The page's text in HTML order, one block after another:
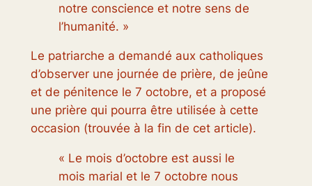
notre conscience et notre sens de
l’humanité. »
Le patriarche a demandé aux catholiques
d’observer une journée de prière, de jeûne
et de pénitence le 7 octobre, et a proposé
une prière qui pourra être utilisée à cette
occasion (trouvée à la fin de cet article).
« Le mois d’octobre est aussi le
mois marial et le 7 octobre nous